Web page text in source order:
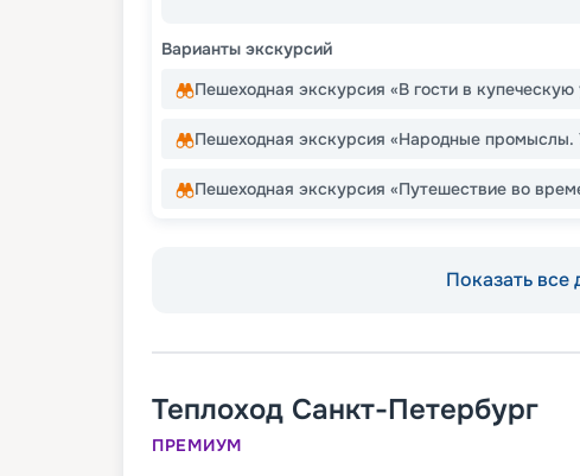
Варианты экскурсий
Пешеходная экскурсия «В гости в купеческую
Пешеходная экскурсия «Народные промыслы.
Пешеходная экскурсия «Путешествие во
Показать все
Теплоход Санкт-Петербург
ПРЕМИУМ